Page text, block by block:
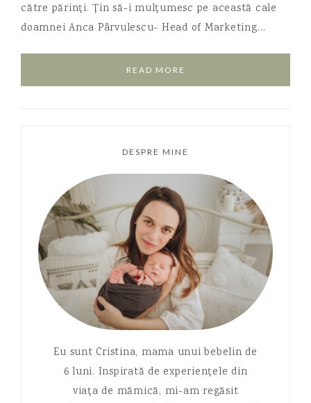
către părinți. Țin să-i mulțumesc pe această cale
doamnei Anca Pârvulescu- Head of Marketing…
READ MORE
DESPRE MINE
Eu sunt Cristina, mama unui bebelin de
6 luni. Inspirată de experiențele din
viața de mămică, mi-am regăsit